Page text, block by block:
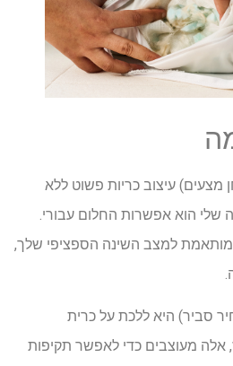
מצעים) עיצוב כריות פשוט ללא
שלי הוא אפשרות החלום עבורי.
למצב השינה הספציפי שלך,
סביר) היא ללכת על כרית
אלה מעוצבים כדי לאפשר תקיפות